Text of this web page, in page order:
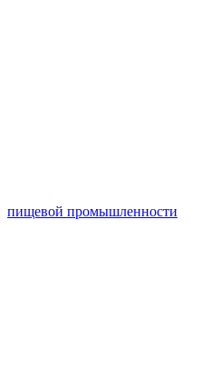
пищевой промышленности